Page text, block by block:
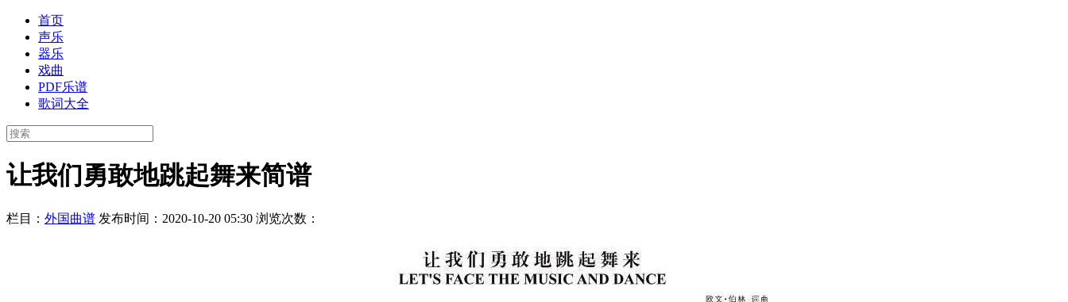
首页
声乐
器乐
戏曲
PDF乐谱
歌词大全
让我们勇敢地跳起舞来简谱
栏目： 外国曲谱 发布时间：2020-10-20 05:30 浏览次数：